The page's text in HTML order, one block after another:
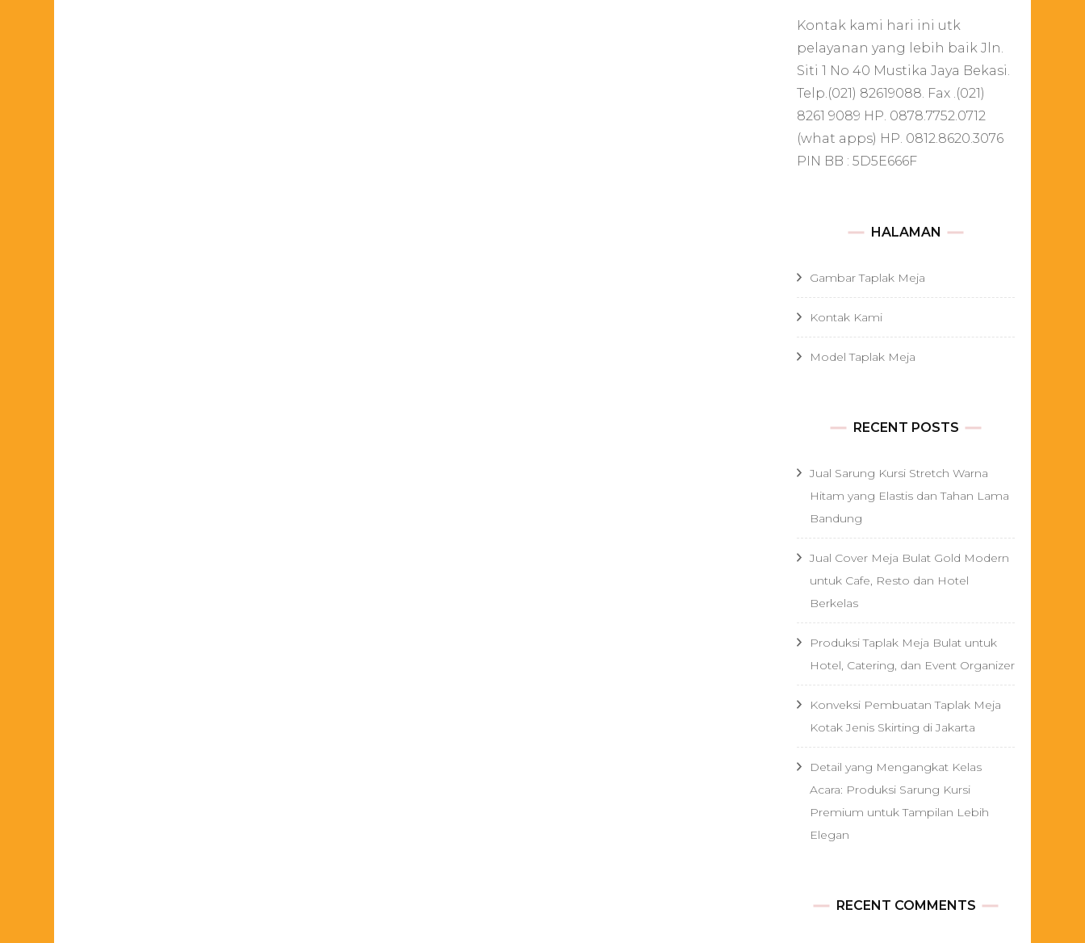
Kontak kami hari ini utk
pelayanan yang lebih baik Jln.
Siti 1 No 40 Mustika Jaya Bekasi.
Telp.(021) 82619088. Fax .(021)
8261 9089 HP. 0878.7752.0712
(what apps) HP. 0812.8620.3076
PIN BB : 5D5E666F
HALAMAN
Gambar Taplak Meja
Kontak Kami
Model Taplak Meja
RECENT POSTS
Jual Sarung Kursi Stretch Warna
Hitam yang Elastis dan Tahan Lama
Bandung
Jual Cover Meja Bulat Gold Modern
untuk Cafe, Resto dan Hotel
Berkelas
Produksi Taplak Meja Bulat untuk
Hotel, Catering, dan Event Organizer
Konveksi Pembuatan Taplak Meja
Kotak Jenis Skirting di Jakarta
Detail yang Mengangkat Kelas
Acara: Produksi Sarung Kursi
Premium untuk Tampilan Lebih
Elegan
RECENT COMMENTS